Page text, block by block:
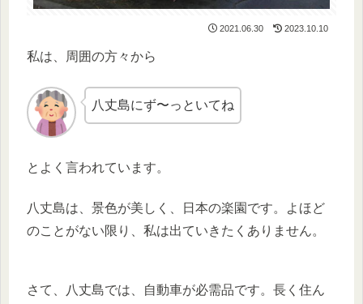
2021.06.30 2023.10.10
私は、周囲の方々から
八丈島にず〜っといてね
とよく言われています。
八丈島は、景色が美しく、日本の楽園です。よほど
のことがない限り、私は出ていきたくありません。
さて、八丈島では、自動車が必需品です。長く住ん